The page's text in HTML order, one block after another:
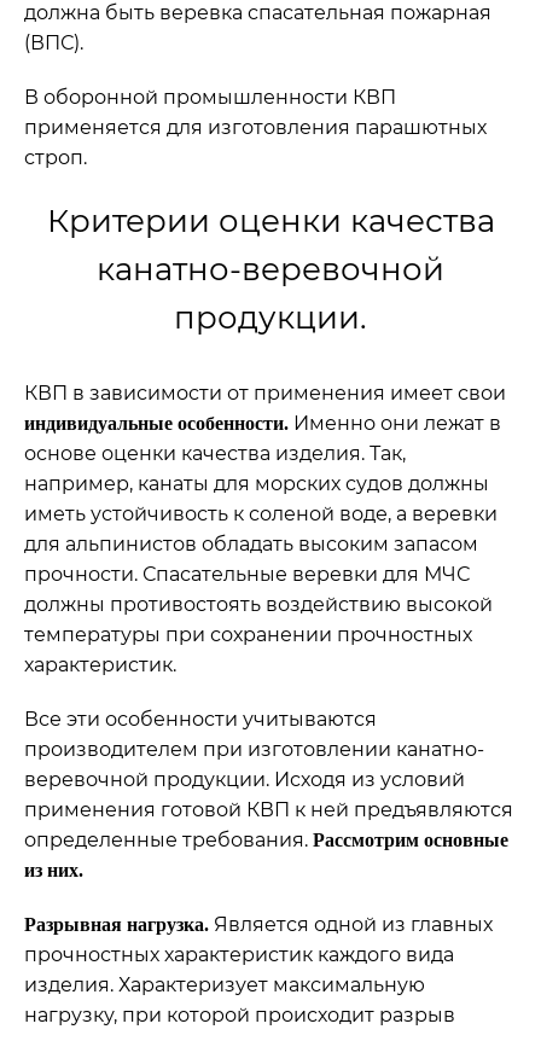
должна быть веревка спасательная пожарная
(ВПС).
В оборонной промышленности КВП
применяется для изготовления парашютных
строп.
Критерии оценки качества
канатно-веревочной
продукции.
КВП в зависимости от применения имеет свои
индивидуальные особенности. Именно они лежат в
основе оценки качества изделия. Так,
например, канаты для морских судов должны
иметь устойчивость к соленой воде, а веревки
для альпинистов обладать высоким запасом
прочности. Спасательные веревки для МЧС
должны противостоять воздействию высокой
температуры при сохранении прочностных
характеристик.
Все эти особенности учитываются
производителем при изготовлении канатно-
веревочной продукции. Исходя из условий
применения готовой КВП к ней предъявляются
определенные требования. Рассмотрим основные
из них.
Разрывная нагрузка. Является одной из главных
прочностных характеристик каждого вида
изделия. Характеризует максимальную
нагрузку, при которой происходит разрыв